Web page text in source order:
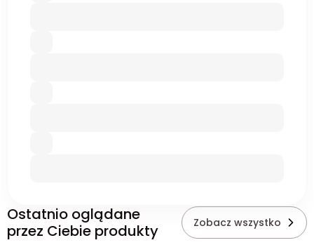
Ostatnio oglądane
przez Ciebie produkty
Zobacz wszystko